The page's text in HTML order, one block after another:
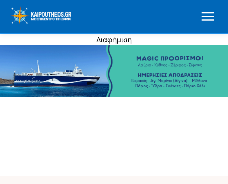
Διαφήμιση